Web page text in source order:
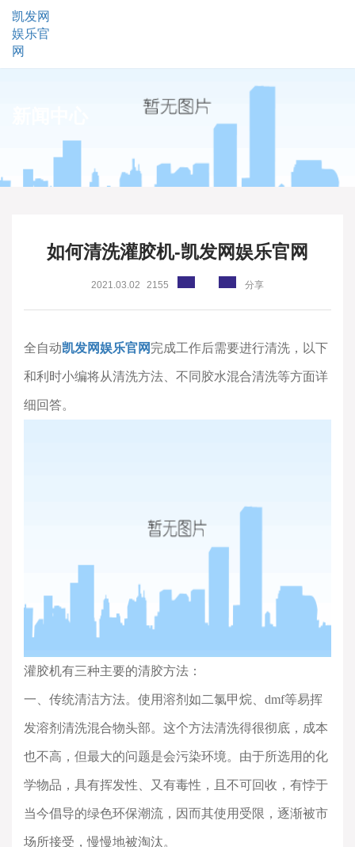
凯发网
娱乐官
网
如何清洗灌胶机-凯发网娱乐官网
2021.03.02 2155 分享
全自动凯发网娱乐官网 完成工作后需要进行清洗，以下
和利时小编将从清洗方法、不同胶水混合清洗等方面详
细回答。
灌胶机有三种主要的清胶方法：
一、传统清洁方法。使用溶剂如二氯甲烷、dmf等易挥
发溶剂清洗混合物头部。这个方法清洗得很彻底，成本
也不高，但最大的问题是会污染环境。由于所选用的化
学物品，具有挥发性、又有毒性，且不可回收，有悖于
当今倡导的绿色环保潮流，因而其使用受限，逐渐被市
场所接受，慢慢地被淘汰。